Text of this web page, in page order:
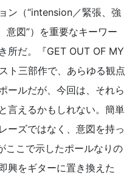
ン（“intension／緊張、強
意図”）を重要なキーワー
所だ。『GET OUT OF MY
ト三部作で、あらゆる観点
ールだが、今回は、それら
言えるかもしれない。簡単
ーズではなく、意図を持っ
ここで示したポールなりの
興をギターに置き換えた